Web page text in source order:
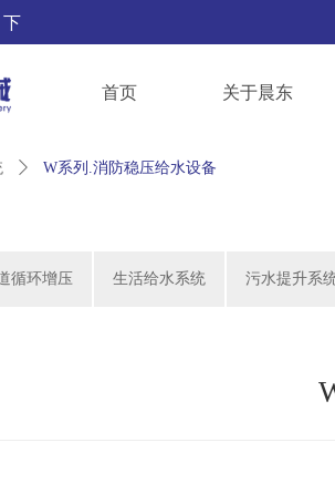
首页 关于晨东
ꄲ W系列.消防稳压给水设备
循环增压 生活给水系统 污水提升系